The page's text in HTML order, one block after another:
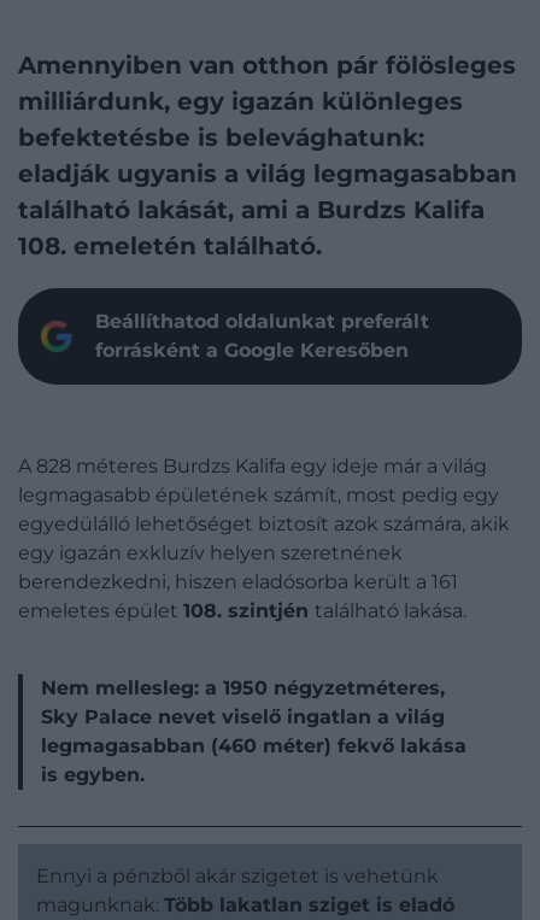
Amennyiben van otthon pár fölösleges
milliárdunk, egy igazán különleges
befektetésbe is belevághatunk:
eladják ugyanis a világ legmagasabban
található lakását, ami a Burdzs Kalifa
108. emeletén található.
Beállíthatod oldalunkat preferált
forrásként a Google Keresőben
A 828 méteres Burdzs Kalifa egy ideje már a világ
legmagasabb épületének számít, most pedig egy
egyedülálló lehetőséget biztosít azok számára, akik
egy igazán exkluzív helyen szeretnének
berendezkedni, hiszen eladósorba került a 161
emeletes épület 108. szintjén található lakása.
Nem mellesleg: a 1950 négyzetméteres,
Sky Palace nevet viselő ingatlan a világ
legmagasabban (460 méter) fekvő lakása
is egyben.
Ennyi a pénzből akár szigetet is vehetünk
magunknak: Több lakatlan sziget is eladó